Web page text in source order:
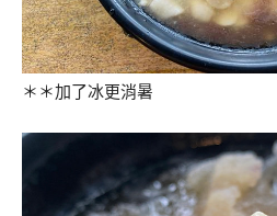
＊＊加了冰更消暑